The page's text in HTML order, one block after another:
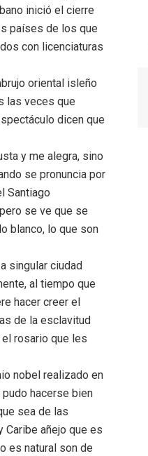
inició el cierre
países de los que
con licenciaturas
oriental isleño
las veces que
dicen que
y me alegra, sino
se pronuncia por
Santiago
se ve que se
blanco, lo que son
singular ciudad
al tiempo que
hacer creer el
de la esclavitud
rosario que les
nobel realizado en
hacerse bien
sea de las
Caribe añejo que es
es natural son de